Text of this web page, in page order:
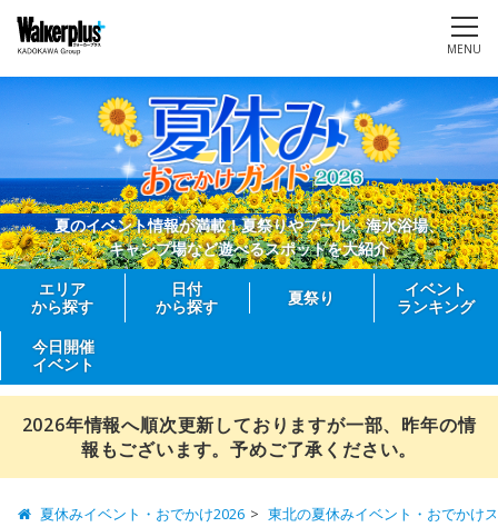
MENU
夏のイベント情報が満載！夏祭りやプール、海水浴場、
キャンプ場など遊べるスポットを大紹介
エリア
から探す
日付
から探す
夏祭り
イベント
ランキング
今日開催
イベント
2026年情報へ順次更新しておりますが一部、昨年の情
報もございます。予めご了承ください。
夏休みイベント・おでかけ2026 東北の夏休みイベント・おでかけ